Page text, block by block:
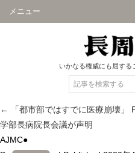
メニュー
いかなる権威にも屈する
←
「都市部ではすでに医療崩壊」
学部長病院長会議が声明
AJMC●